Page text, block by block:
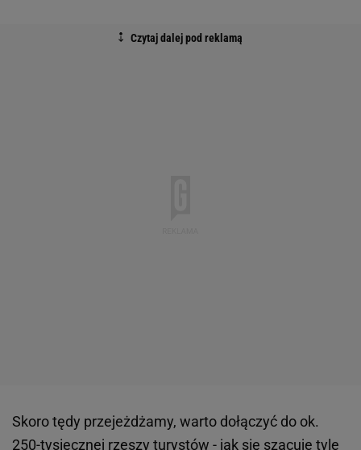
Skoro tędy przejeżdżamy, warto dołączyć do ok.
250-tysięcznej rzeszy turystów - jak się szacuje tyle